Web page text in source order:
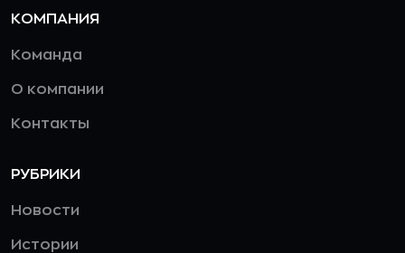
КОМПАНИЯ
Команда
О компании
Контакты
РУБРИКИ
Новости
Истории